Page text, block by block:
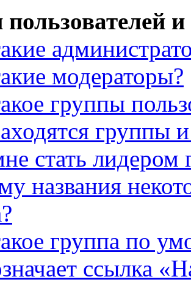
модераторы?
группы
группы
стать лидером
названия
группа по
ссылка